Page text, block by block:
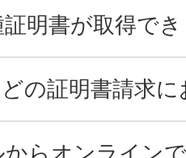
明書が取得で
の証明書請求
らオンライン